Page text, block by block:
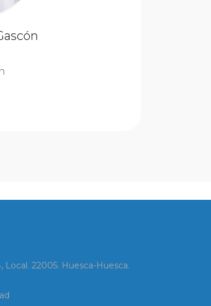
Local. 22005. Huesca-Huesca.